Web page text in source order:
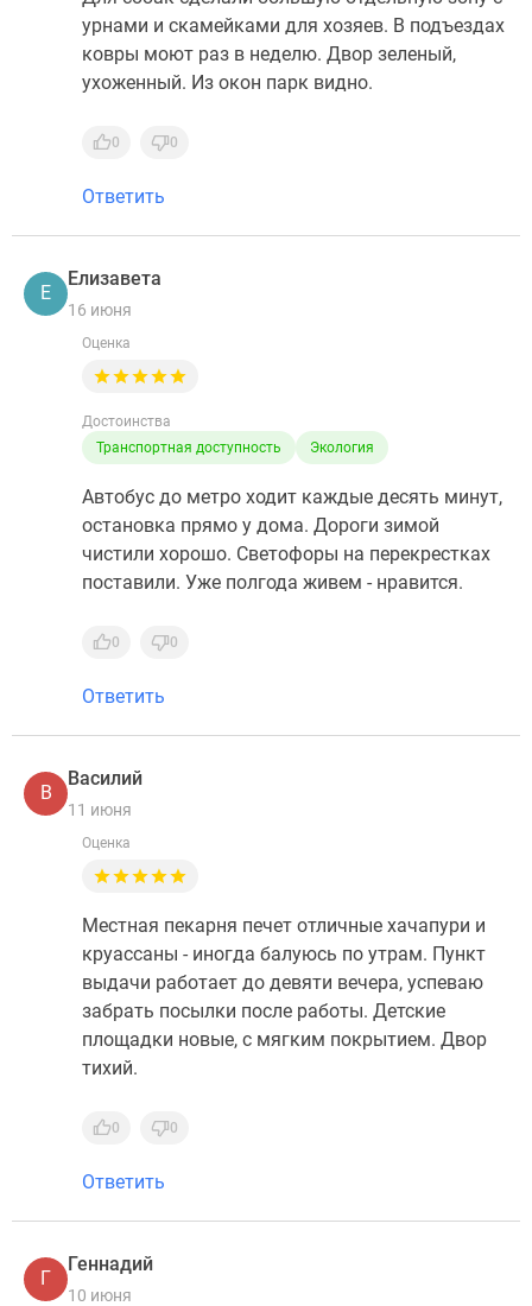
урнами и скамейками для хозяев. В подъездах
ковры моют раз в неделю. Двор зеленый,
ухоженный. Из окон парк видно.
0 0
Ответить
Е
Елизавета
16 июня
Оценка
Достоинства
Транспортная доступность
Экология
Автобус до метро ходит каждые десять минут,
остановка прямо у дома. Дороги зимой
чистили хорошо. Светофоры на перекрестках
поставили. Уже полгода живем - нравится.
0 0
Ответить
В
Василий
11 июня
Оценка
Местная пекарня печет отличные хачапури и
круассаны - иногда балуюсь по утрам. Пункт
выдачи работает до девяти вечера, успеваю
забрать посылки после работы. Детские
площадки новые, с мягким покрытием. Двор
тихий.
0 0
Ответить
Г
Геннадий
10 июня